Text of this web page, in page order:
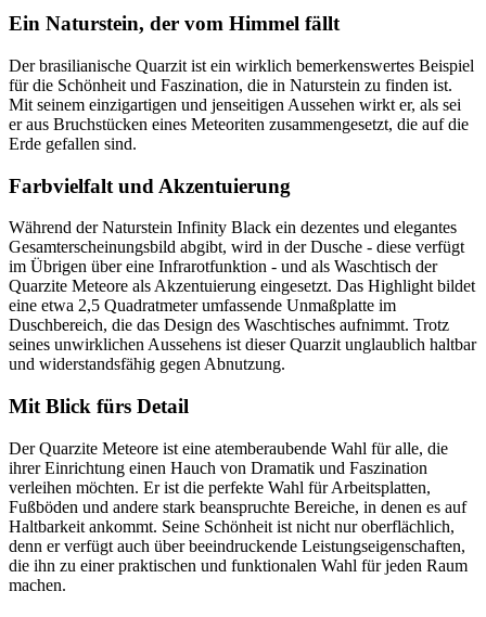
Ein Naturstein, der vom Himmel fällt
Der brasilianische Quarzit ist ein wirklich bemerkenswertes Beispiel
für die Schönheit und Faszination, die in Naturstein zu finden ist.
Mit seinem einzigartigen und jenseitigen Aussehen wirkt er, als sei
er aus Bruchstücken eines Meteoriten zusammengesetzt, die auf die
Erde gefallen sind.
Farbvielfalt und Akzentuierung
Während der Naturstein Infinity Black ein dezentes und elegantes
Gesamterscheinungsbild abgibt, wird in der Dusche - diese verfügt
im Übrigen über eine Infrarotfunktion - und als Waschtisch der
Quarzite Meteore als Akzentuierung eingesetzt. Das Highlight bildet
eine etwa 2,5 Quadratmeter umfassende Unmaßplatte im
Duschbereich, die das Design des Waschtisches aufnimmt. Trotz
seines unwirklichen Aussehens ist dieser Quarzit unglaublich haltbar
und widerstandsfähig gegen Abnutzung.
Mit Blick fürs Detail
Der Quarzite Meteore ist eine atemberaubende Wahl für alle, die
ihrer Einrichtung einen Hauch von Dramatik und Faszination
verleihen möchten. Er ist die perfekte Wahl für Arbeitsplatten,
Fußböden und andere stark beanspruchte Bereiche, in denen es auf
Haltbarkeit ankommt. Seine Schönheit ist nicht nur oberflächlich,
denn er verfügt auch über beeindruckende Leistungseigenschaften,
die ihn zu einer praktischen und funktionalen Wahl für jeden Raum
machen.